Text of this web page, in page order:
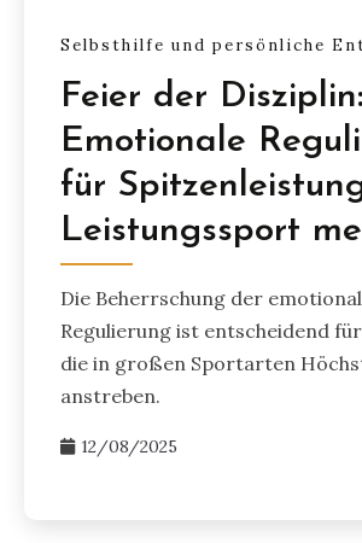
Selbsthilfe und persönliche
Feier der Disziplin:
Emotionale
für
Leistungssport
Die Beherrschung der
Regulierung ist entscheidend
die in großen Sportarten
anstreben.
12/08/2025